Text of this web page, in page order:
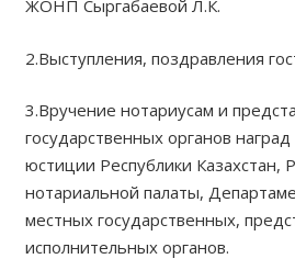
ЖОНП Сыргабаевой Л.К.
2.Выступления, поздравления
3.Вручение нотариусам и
государственных органов
юстиции Республики Казахстан,
нотариальной палаты,
местных государственных,
исполнительных органов.